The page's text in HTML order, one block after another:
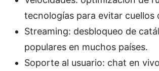
tecnologías para evitar cuellos
Streaming: desbloqueo de
populares en muchos países.
Soporte al usuario: chat en